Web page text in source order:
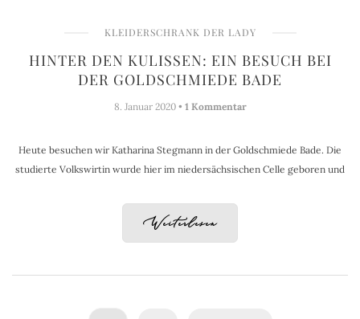
KLEIDERSCHRANK DER LADY
HINTER DEN KULISSEN: EIN BESUCH BEI
DER GOLDSCHMIEDE BADE
8. Januar 2020 • 1 Kommentar
Heute besuchen wir Katharina Stegmann in der Goldschmiede Bade. Die
studierte Volkswirtin wurde hier im niedersächsischen Celle geboren und
Weiterlesen